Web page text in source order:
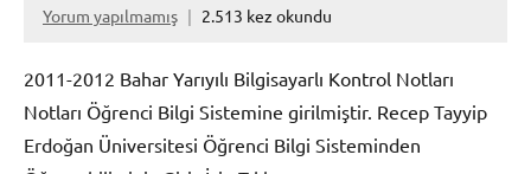
top
2%
scientists
Yorum yapılmamış
2.513 kez okundu
2011-2012 Bahar Yarıyılı Bilgisayarlı Kontrol Notları
Notları Öğrenci Bilgi Sistemine girilmiştir. Recep Tayyip
Erdoğan Üniversitesi Öğrenci Bilgi Sisteminden